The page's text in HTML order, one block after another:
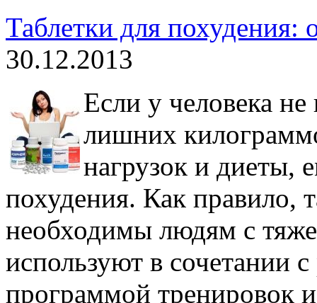
Таблетки для похудения:
30.12.2013
Если у человека не
лишних
нагрузок и диеты,
похудения. Как правило,
необходимы людям с
используют в сочетании
программой тренировок